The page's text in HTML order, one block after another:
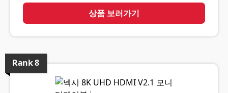
상품 보러가기
Rank8